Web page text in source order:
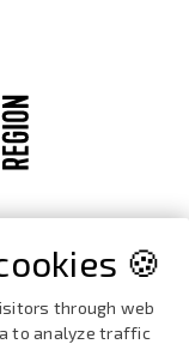
🍪
through web
to analyze traffic